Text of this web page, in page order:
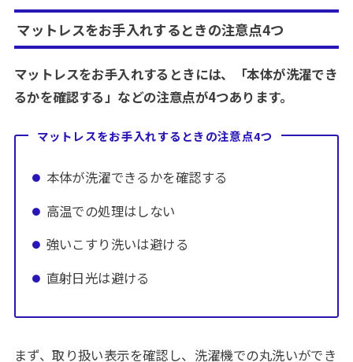
マットレスをお手入れするときの注意点4つ
マットレスをお手入れするときには、「本体が洗濯でき
るかを確認する」などの注意点が4つあります。
マットレスをお手入れするときの注意点4つ
本体が洗濯できるかを確認する
高温での処理はしない
強いこすり洗いは避ける
直射日光は避ける
まず、取り扱い表示を確認し、洗濯機での丸洗いができ